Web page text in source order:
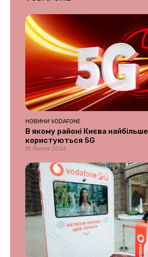
НОВИНИ VODAFONE
В якому районі Києва найбільше
користуються 5G
31 Липня 2026